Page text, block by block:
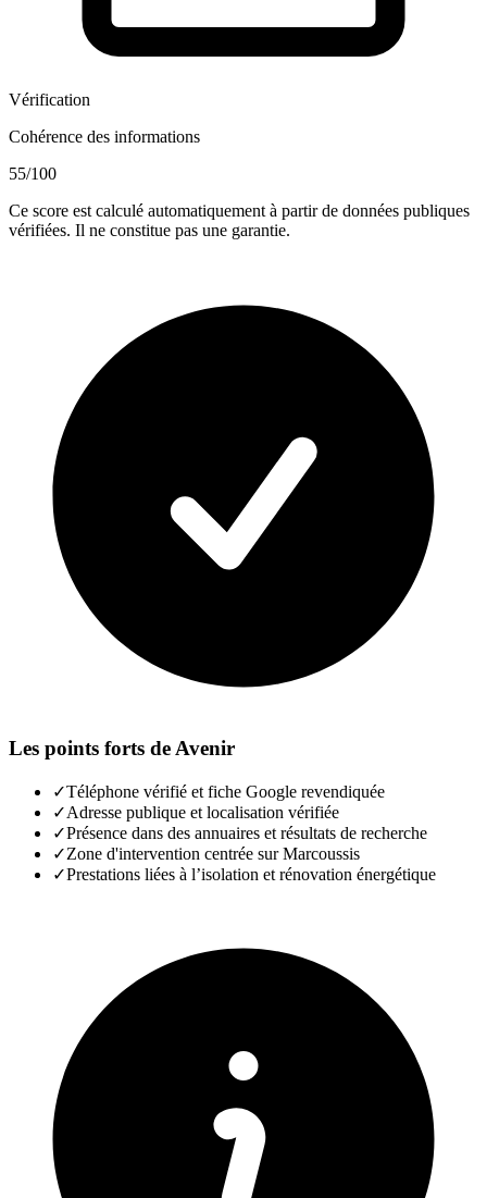
Vérification
Cohérence des informations
55/100
Ce score est calculé automatiquement à partir de données publiques
vérifiées. Il ne constitue pas une garantie.
Les points forts de Avenir
✓Téléphone vérifié et fiche Google revendiquée
✓Adresse publique et localisation vérifiée
✓Présence dans des annuaires et résultats de recherche
✓Zone d'intervention centrée sur Marcoussis
✓Prestations liées à l’isolation et rénovation énergétique